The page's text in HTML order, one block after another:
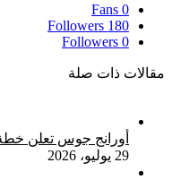
والبيتكوين
لعام
2024
0
Fans
180
Followers
0
Followers
مقالات ذات صلة
أورانج جوس تعلن خطة لشراء
29 يوليو، 2026